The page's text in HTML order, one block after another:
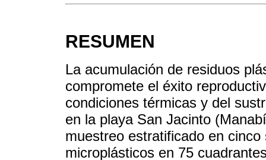
RESUMEN
La acumulación de residuos
compromete el éxito
condiciones térmicas y del
en la playa San Jacinto
muestreo estratificado en
microplásticos en 75